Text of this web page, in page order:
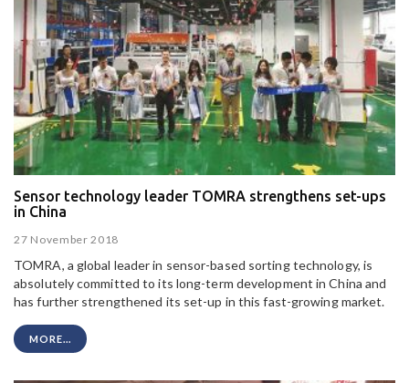
Sensor technology leader TOMRA strengthens set-ups
in China
27 November 2018
TOMRA, a global leader in sensor-based sorting technology, is
absolutely committed to its long-term development in China and
has further strengthened its set-up in this fast-growing market.
MORE...